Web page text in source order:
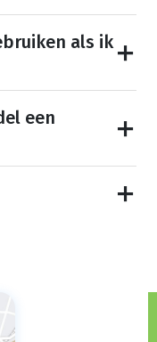
als ik
een